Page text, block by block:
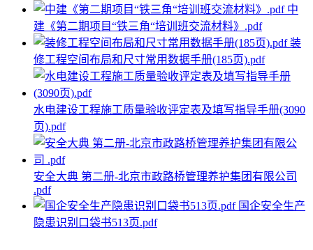
中
建《第二期项目“铁三角“培训班交流材料》.pdf
装
修工程空间布局和尺寸常用数据手册(185页).pdf
水电建设工程施工质量验收评定表及填写指导手册(3090
页).pdf
安全大典 第二册-北京市政路桥管理养护集团有限公司
.pdf
国企安全生产
隐患识别口袋书513页.pdf